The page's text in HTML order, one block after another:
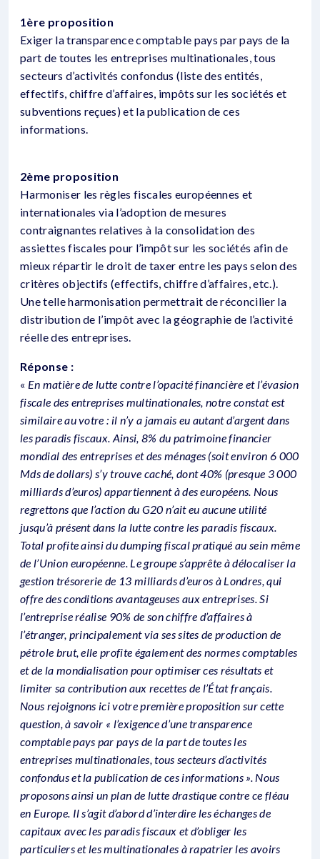
1ère proposition
Exiger la transparence comptable pays par pays de la
part de toutes les entreprises multinationales, tous
secteurs d’activités confondus (liste des entités,
effectifs, chiffre d’affaires, impôts sur les sociétés et
subventions reçues) et la publication de ces
informations.
2ème proposition
Harmoniser les règles fiscales européennes et
internationales via l’adoption de mesures
contraignantes relatives à la consolidation des
assiettes fiscales pour l’impôt sur les sociétés afin de
mieux répartir le droit de taxer entre les pays selon des
critères objectifs (effectifs, chiffre d’affaires, etc.).
Une telle harmonisation permettrait de réconcilier la
distribution de l’impôt avec la géographie de l’activité
réelle des entreprises.
Réponse :
« En matière de lutte contre l’opacité financière et l’évasion
fiscale des entreprises multinationales, notre constat est
similaire au votre : il n’y a jamais eu autant d’argent dans
les paradis fiscaux. Ainsi, 8% du patrimoine financier
mondial des entreprises et des ménages (soit environ 6 000
Mds de dollars) s’y trouve caché, dont 40% (presque 3 000
milliards d’euros) appartiennent à des européens. Nous
regrettons que l’action du G20 n’ait eu aucune utilité
jusqu’à présent dans la lutte contre les paradis fiscaux.
Total profite ainsi du dumping fiscal pratiqué au sein même
de l’Union européenne. Le groupe s’apprête à délocaliser la
gestion trésorerie de 13 milliards d’euros à Londres, qui
offre des conditions avantageuses aux entreprises. Si
l’entreprise réalise 90% de son chiffre d’affaires à
l’étranger, principalement via ses sites de production de
pétrole brut, elle profite également des normes comptables
et de la mondialisation pour optimiser ces résultats et
limiter sa contribution aux recettes de l’État français.
Nous rejoignons ici votre première proposition sur cette
question, à savoir « l’exigence d’une transparence
comptable pays par pays de la part de toutes les
entreprises multinationales, tous secteurs d’activités
confondus et la publication de ces informations ». Nous
proposons ainsi un plan de lutte drastique contre ce fléau
en Europe. Il s’agit d’abord d’interdire les échanges de
capitaux avec les paradis fiscaux et d’obliger les
particuliers et les multinationales à rapatrier les avoirs